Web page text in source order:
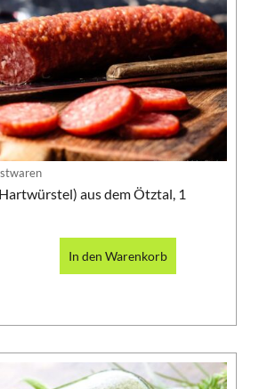
aus dem Ötztal, 1
In den Warenkorb